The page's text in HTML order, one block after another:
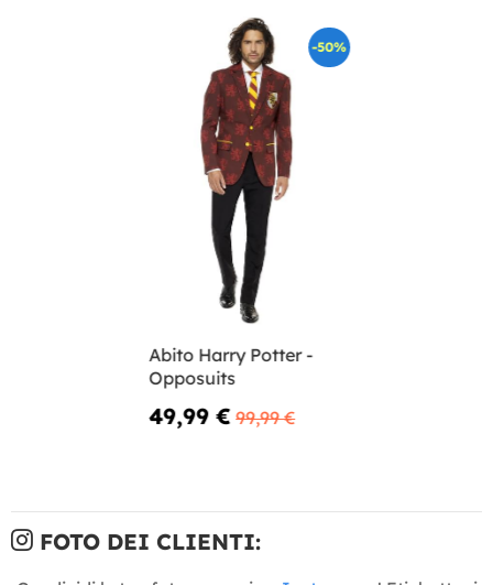
-50%
Abito Harry Potter -
Opposuits
49,99 € 99,99 €
FOTO DEI CLIENTI: